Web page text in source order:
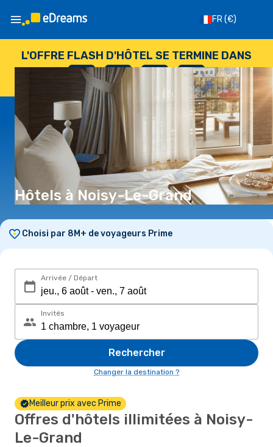
FR(€)
L'OFFRE FLASH D'HÔTEL SE TERMINE DANS
--
JOURS
: --
HEURES
: --
SECONDES
Hôtels à Noisy-Le-Grand
Choisi par 8M+ de voyageurs Prime
Arrivée / Départ
Invités
Rechercher
Changer la destination ?
Meilleur prix avec Prime
Offres d'hôtels illimitées à Noisy-
Le-Grand